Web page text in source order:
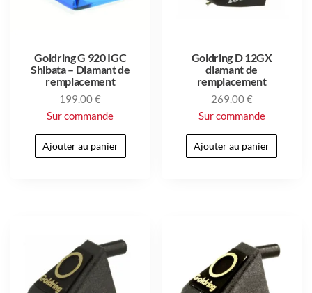
Goldring G 920 IGC
Shibata – Diamant de
remplacement
199.00€
Sur commande
Ajouter au panier
Goldring D 12GX
diamant de
remplacement
269.00€
Sur commande
Ajouter au panier